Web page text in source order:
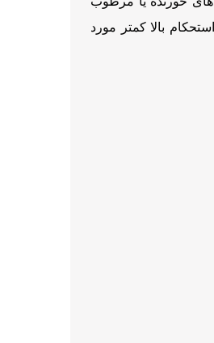
بالا کمتر مورد